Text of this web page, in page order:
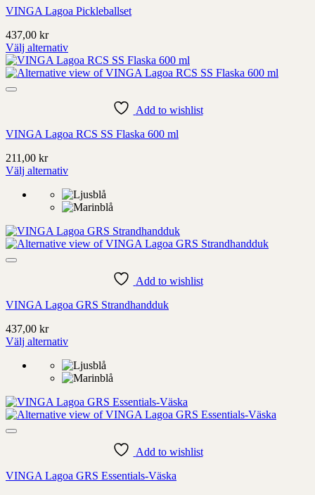
väljas
produktens
sida
VINGA Lagoa Pickleballset
437,00 kr
Välj alternativ
Denna
produkt
har
väljas
produktens
sida
Add to wishlist
VINGA Lagoa RCS SS Flaska 600 ml
211,00 kr
Välj alternativ
produkt
som
kan
väljas
Add to wishlist
VINGA Lagoa GRS Strandhandduk
437,00 kr
Välj alternativ
produkt
som
kan
väljas
Add to wishlist
VINGA Lagoa GRS Essentials-Väska